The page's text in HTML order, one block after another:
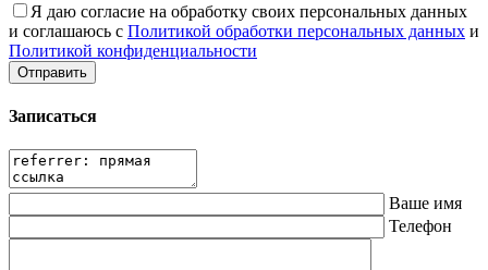
Я даю согласие на обработку своих персональных данных
и соглашаюсь с Политикой обработки персональных данных и
Политикой конфиденциальности
Записаться
Ваше имя
Телефон